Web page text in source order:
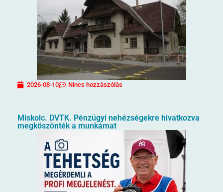
2026-08-10 Nincs hozzászólás
Miskolc. DVTK. Pénzügyi nehézségekre hivatkozva
megköszönték a munkámat